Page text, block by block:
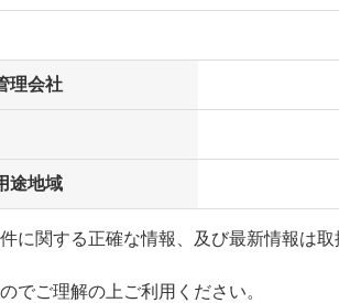
理会社
途地域
に関する正確な情報、及び最新情報は
でご理解の上ご利用ください。